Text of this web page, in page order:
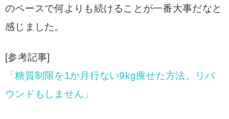
のペースで何よりも続けることが一番大事だなと
感じました。
[参考記事]
「糖質制限を1か月行ない9kg痩せた方法。リバ
ウンドもしません」